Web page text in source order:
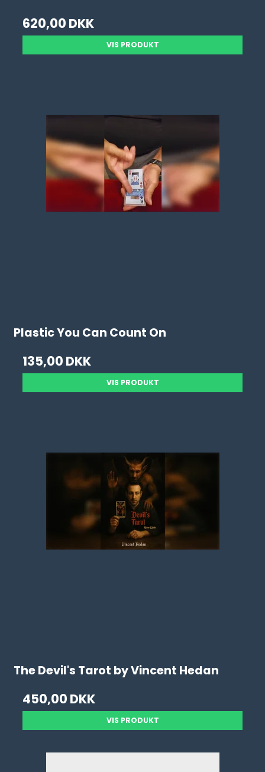
620,00 DKK
VIS PRODUKT
Plastic You Can Count On
135,00 DKK
VIS PRODUKT
The Devil's Tarot by Vincent Hedan
450,00 DKK
VIS PRODUKT